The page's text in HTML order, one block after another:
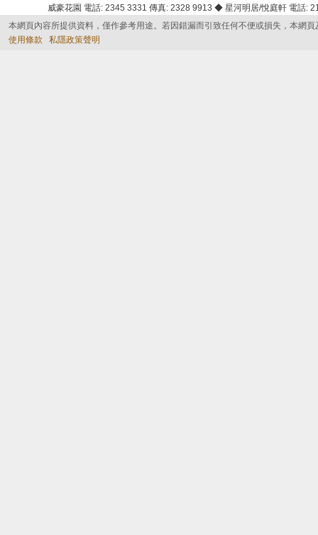
威豪花園 電話: 2345 3331 傳真: 2328 9913 ◆ 星河明居/悅庭軒 電話
本網頁內容所提供資料，僅作參考用途。若因錯漏而引致任何不便或損失，本網
使用條款
私隱政策聲明